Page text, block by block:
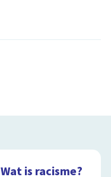
Wat is racisme?